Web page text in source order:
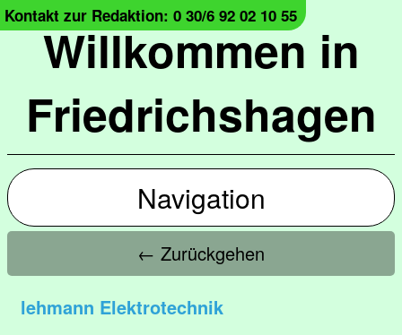
Willkommen in
Friedrichshagen
Kontakt zur Redaktion: 0 30/6 92 02 10 55
Navigation
← Zurückgehen
lehmann Elektrotechnik